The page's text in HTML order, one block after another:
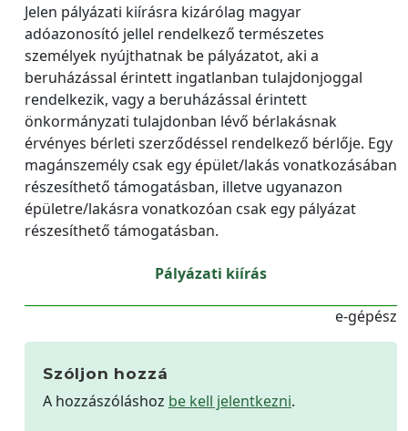
Jelen pályázati kiírásra kizárólag magyar
adóazonosító jellel rendelkező természetes
személyek nyújthatnak be pályázatot, aki a
beruházással érintett ingatlanban tulajdonjoggal
rendelkezik, vagy a beruházással érintett
önkormányzati tulajdonban lévő bérlakásnak
érvényes bérleti szerződéssel rendelkező bérlője. Egy
magánszemély csak egy épület/lakás vonatkozásában
részesíthető támogatásban, illetve ugyanazon
épületre/lakásra vonatkozóan csak egy pályázat
részesíthető támogatásban.
Pályázati kiírás
e-gépész
Szóljon hozzá
A hozzászóláshoz be kell jelentkezni.